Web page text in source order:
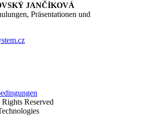
JANČÍKOVÁ
Präsentationen und
Reserved